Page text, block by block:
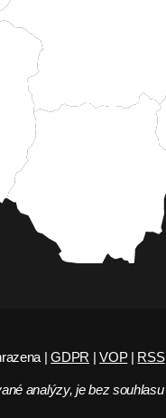
|GDPR |VOP| RSS
analýzy, je bez